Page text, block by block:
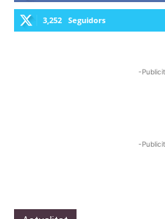
3,252 Seguidors
-
-